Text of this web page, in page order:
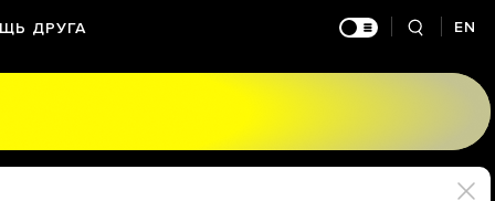
ДРУГА EN